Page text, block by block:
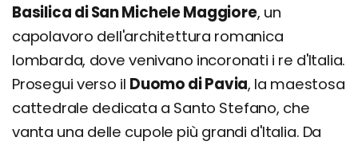
Basilica di San Michele Maggiore, un
capolavoro dell'architettura romanica
lombarda, dove venivano incoronati i re d'Italia.
Prosegui verso il Duomo di Pavia, la maestosa
cattedrale dedicata a Santo Stefano, che
vanta una delle cupole più grandi d'Italia. Da